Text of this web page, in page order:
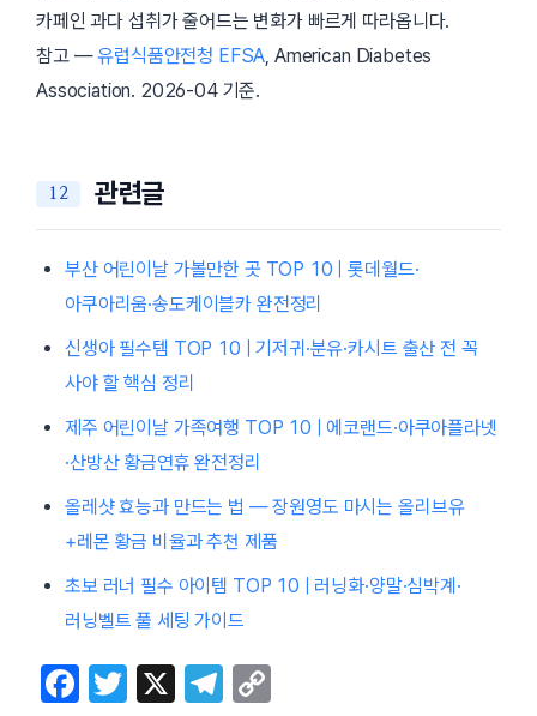
카페인 과다 섭취가 줄어드는 변화가 빠르게 따라옵니다.
참고 —유럽식품안전청 EFSA, American Diabetes
Association. 2026-04기준.
관련글
부산 어린이날 가볼만한 곳 TOP 10 | 롯데월드·
아쿠아리움·송도케이블카 완전정리
신생아 필수템 TOP 10 | 기저귀·분유·카시트 출산 전 꼭
사야 할 핵심 정리
제주 어린이날 가족여행 TOP 10 | 에코랜드·아쿠아플라넷
·산방산 황금연휴 완전정리
올레샷 효능과 만드는 법 — 장원영도 마시는 올리브유
+레몬 황금 비율과 추천 제품
초보 러너 필수 아이템 TOP 10 | 러닝화·양말·심박계·
러닝벨트 풀 세팅 가이드
F
T
X
T